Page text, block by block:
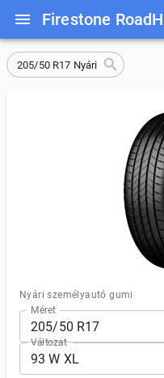
205/50 R17 Nyári
Nyári személyautó gumi
Méret
205/50 R17
Változat
93 W XL